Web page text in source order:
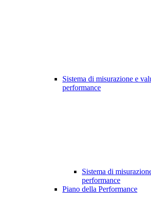
Sistema di misurazione e
performance
Sistema di
performance
Piano della Performance